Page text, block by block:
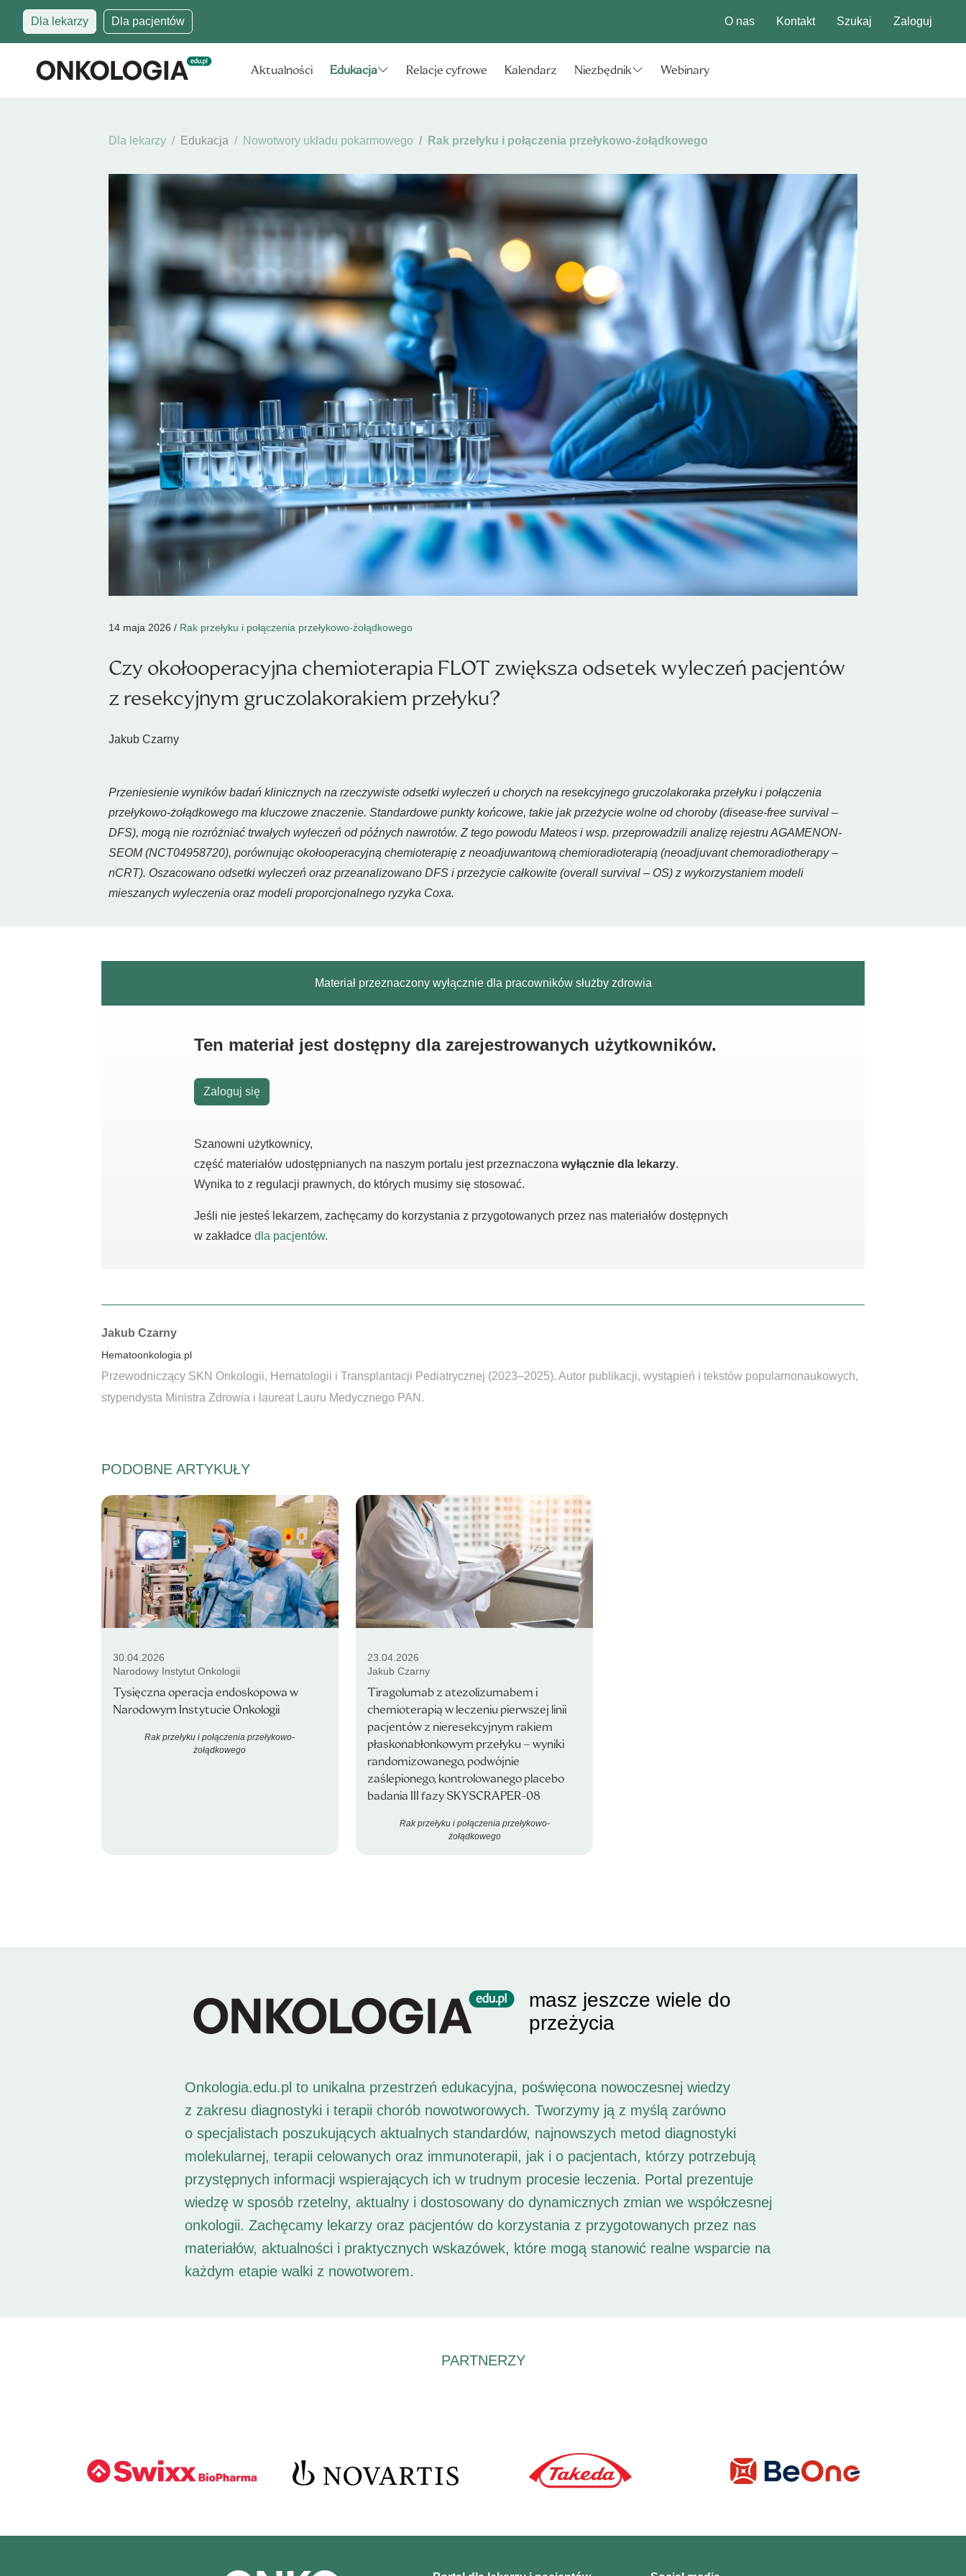
Dla lekarzy Dla pacjentów O nas Kontakt Szukaj Zaloguj
Aktualności Edukacja Relacje cyfrowe Kalendarz Niezbędnik Webinary
Dla lekarzy Edukacja Nowotwory układu pokarmowego Rak przełyku i połączenia przełykowo-żołądkowego
14 maja 2026 / Rak przełyku i połączenia przełykowo-żołądkowego
Czy okołooperacyjna chemioterapia FLOT zwiększa odsetek wyleczeń pacjentów
z resekcyjnym gruczolakorakiem przełyku?
Jakub Czarny
Przeniesienie wyników badań klinicznych na rzeczywiste odsetki wyleczeń u chorych na resekcyjnego gruczolakoraka przełyku i połączenia
przełykowo-żołądkowego ma kluczowe znaczenie. Standardowe punkty końcowe, takie jak przeżycie wolne od choroby (disease-free survival –
DFS), mogą nie rozróżniać trwałych wyleczeń od późnych nawrotów. Z tego powodu Mateos i wsp. przeprowadzili analizę rejestru AGAMENON-
SEOM (NCT04958720), porównując okołooperacyjną chemioterapię z neoadjuwantową chemioradioterapią (neoadjuvant chemoradiotherapy –
nCRT). Oszacowano odsetki wyleczeń oraz przeanalizowano DFS i przeżycie całkowite (overall survival – OS) z wykorzystaniem modeli
mieszanych wyleczenia oraz modeli proporcjonalnego ryzyka Coxa.
Materiał przeznaczony wyłącznie dla pracowników służby zdrowia
Ten materiał jest dostępny dla zarejestrowanych użytkowników.
Zaloguj się
Szanowni użytkownicy,
część materiałów udostępnianych na naszym portalu jest przeznaczona wyłącznie dla lekarzy.
Wynika to z regulacji prawnych, do których musimy się stosować.
Jeśli nie jesteś lekarzem, zachęcamy do korzystania z przygotowanych przez nas materiałów dostępnych
w zakładce dla pacjentów.
Autorzy:
Jakub Czarny
Hematoonkologia.pl
Przewodniczący SKN Onkologii, Hematologii i Transplantacji Pediatrycznej (2023–2025). Autor publikacji, wystąpień i tekstów popularnonaukowych,
stypendysta Ministra Zdrowia i laureat Lauru Medycznego PAN.
PODOBNE ARTYKUŁY
30.04.2026
Narodowy Instytut Onkologii
Tysięczna operacja endoskopowa w
Narodowym Instytucie Onkologii
Rak przełyku i połączenia przełykowo-
żołądkowego
23.04.2026
Jakub Czarny
Tiragolumab z atezolizumabem i
chemioterapią w leczeniu pierwszej linii
pacjentów z nieresekcyjnym rakiem
płaskonabłonkowym przełyku – wyniki
randomizowanego, podwójnie
zaślepionego, kontrolowanego placebo
badania III fazy SKYSCRAPER-08
Rak przełyku i połączenia przełykowo-
żołądkowego
masz jeszcze wiele do
przeżycia
Onkologia.edu.pl to unikalna przestrzeń edukacyjna, poświęcona nowoczesnej wiedzy
z zakresu diagnostyki i terapii chorób nowotworowych. Tworzymy ją z myślą zarówno
o specjalistach poszukujących aktualnych standardów, najnowszych metod diagnostyki
molekularnej, terapii celowanych oraz immunoterapii, jak i o pacjentach, którzy potrzebują
przystępnych informacji wspierających ich w trudnym procesie leczenia. Portal prezentuje
wiedzę w sposób rzetelny, aktualny i dostosowany do dynamicznych zmian we współczesnej
onkologii. Zachęcamy lekarzy oraz pacjentów do korzystania z przygotowanych przez nas
materiałów, aktualności i praktycznych wskazówek, które mogą stanowić realne wsparcie na
każdym etapie walki z nowotworem.
PARTNERZY